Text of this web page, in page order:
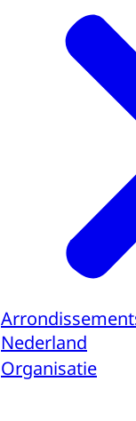
Nederland
Organisatie